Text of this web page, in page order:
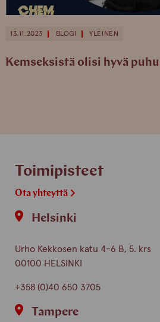
13.11.2023 BLOGI YLEINEN
Kemseksistä olisi hyvä
Toimipisteet
Ota yhteyttä
Helsinki
Urho Kekkosen katu 4-6 B, 5. krs
00100 HELSINKI
+358 (0)40 650 3705
Tampere